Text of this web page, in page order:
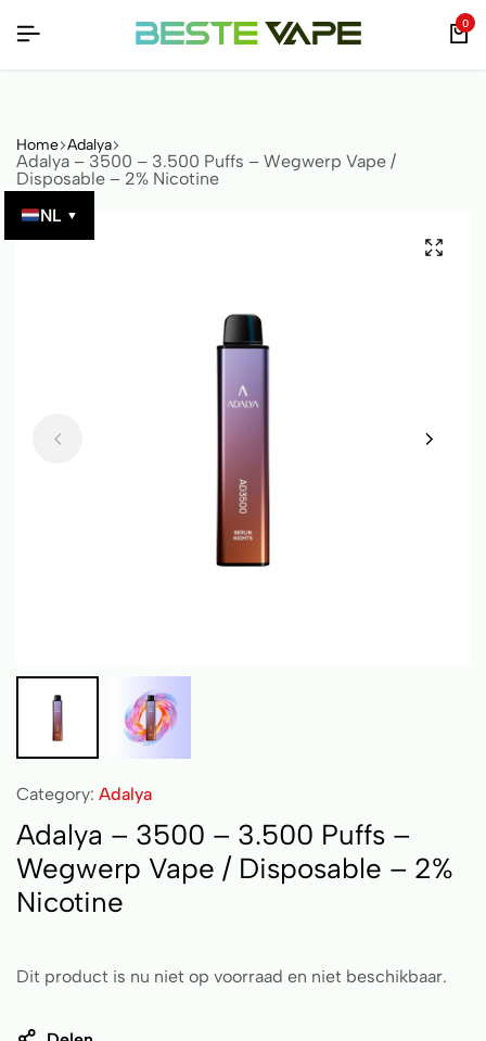
NL ▼
MET QR-CODE!
MET QR-CODE!
MET QR-CODE! 0
Home Adalya
Adalya – 3500 – 3.500 Puffs – Wegwerp Vape /
Disposable – 2% Nicotine
Category: Adalya
Adalya – 3500 – 3.500 Puffs –
Wegwerp Vape / Disposable – 2%
Nicotine
Dit product is nu niet op voorraad en niet beschikbaar.